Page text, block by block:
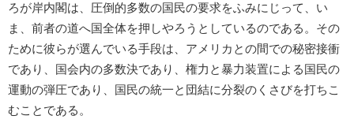
ろが岸内閣は、圧倒的多数の国民の要求をふみにじって、い
ま、前者の道へ国全体を押しやろうとしているのである。その
ために彼らが選んでいる手段は、アメリカとの間での秘密接衝
であり、国会内の多数決であり、権力と暴力装置による国民の
運動の弾圧であり、国民の統一と団結に分裂のくさびを打ちこ
むことである。